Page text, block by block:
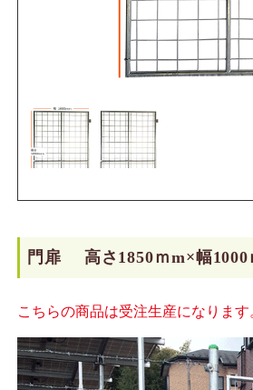
門扉 高さ1850ｍm×幅1000
こちらの商品は受注生産になりま